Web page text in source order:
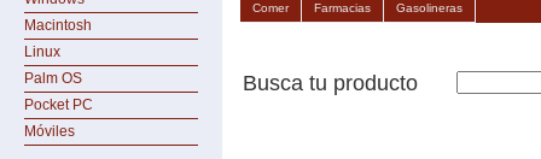
Macintosh
Linux
Palm OS
Pocket PC
Móviles
Comer Farmacias Gasolineras
Busca tu producto